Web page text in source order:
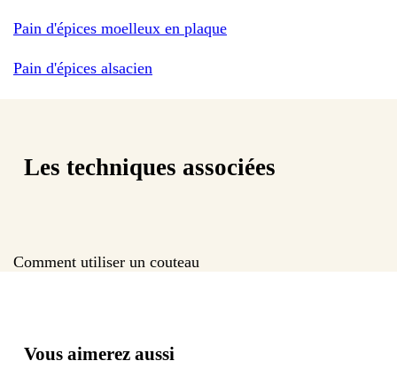
Pain d'épices moelleux en plaque
Pain d'épices alsacien
Les techniques associées
Comment utiliser un couteau
Vous aimerez aussi